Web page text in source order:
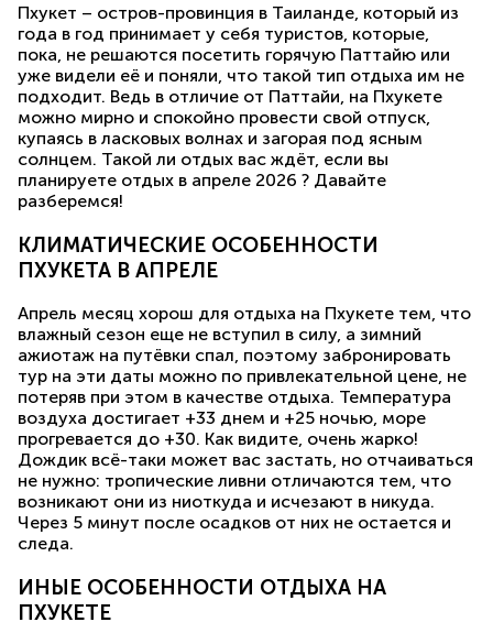
Пхукет – остров-провинция в Таиланде, который из
года в год принимает у себя туристов, которые,
пока, не решаются посетить горячую Паттайю или
уже видели её и поняли, что такой тип отдыха им не
подходит. Ведь в отличие от Паттайи, на Пхукете
можно мирно и спокойно провести свой отпуск,
купаясь в ласковых волнах и загорая под ясным
солнцем. Такой ли отдых вас ждёт, если вы
планируете отдых в апреле 2026 ? Давайте
разберемся!
КЛИМАТИЧЕСКИЕ ОСОБЕННОСТИ
ПХУКЕТА В АПРЕЛЕ
Апрель месяц хорош для отдыха на Пхукете тем, что
влажный сезон еще не вступил в силу, а зимний
ажиотаж на путёвки спал, поэтому забронировать
тур на эти даты можно по привлекательной цене, не
потеряв при этом в качестве отдыха. Температура
воздуха достигает +33 днем и +25 ночью, море
прогревается до +30. Как видите, очень жарко!
Дождик всё-таки может вас застать, но отчаиваться
не нужно: тропические ливни отличаются тем, что
возникают они из ниоткуда и исчезают в никуда.
Через 5 минут после осадков от них не остается и
следа.
ИНЫЕ ОСОБЕННОСТИ ОТДЫХА НА
ПХУКЕТЕ